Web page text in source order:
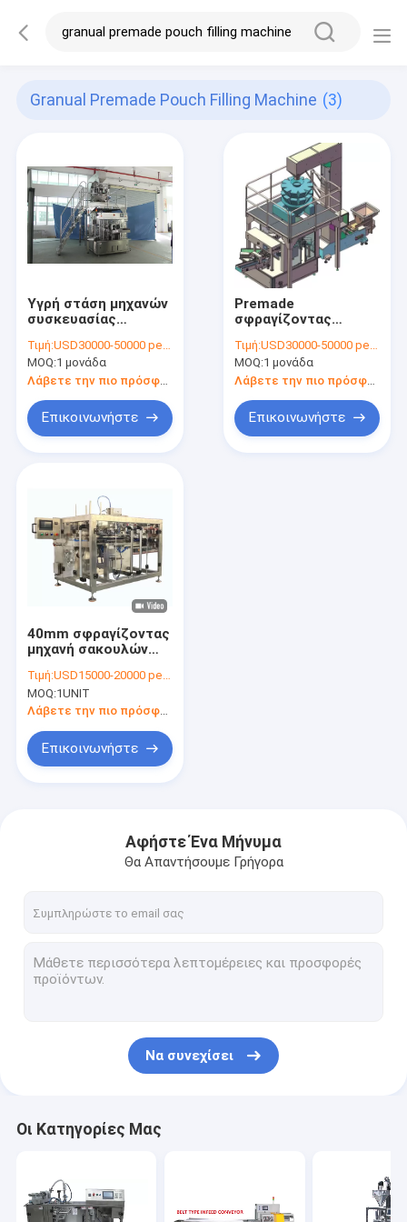
Granual Premade Pouch Filling Machine (3)
Υγρή στάση μηχανών
συσκευασίας
Granual επάνω στη
σακούλα 380V
Τιμή:USD30000-50000 per set
MOQ:1 μονάδα
Λάβετε την πιο πρόσφατη τιμή
Επικοινωνήστε
Premade
σφραγίζοντας
τσαντών
περιστροφική
Τιμή:USD30000-50000 per set
MOQ:1 μονάδα
Επικοινωνήστε
40mm σφραγίζοντας
μηχανή σακουλών
σφραγίζοντας
μηχανή πλήρωσης
σακουλών PLC
Τιμή:USD15000-20000 per unit
MOQ:1UNIT
Λάβετε την πιο πρόσφατη τιμή
Επικοινωνήστε
Αφήστε Ένα Μήνυμα
Θα Απαντήσουμε Γρήγορα
Να συνεχίσει
Οι Κατηγορίες Μας